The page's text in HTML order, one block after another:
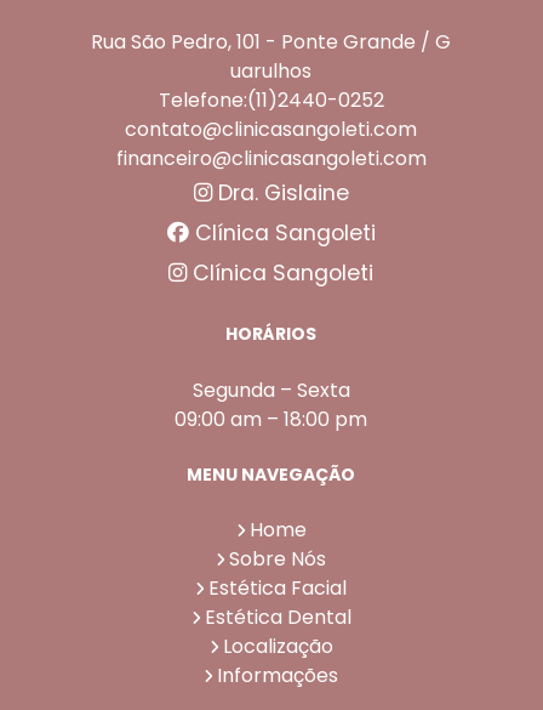
Rua São Pedro, 101 - Ponte Grande / G
uarulhos
Telefone:(11)2440-0252
contato@clinicasangoleti.com
financeiro@clinicasangoleti.com
Dra. Gislaine
Clínica Sangoleti
Clínica Sangoleti
HORÁRIOS
Segunda – Sexta
09:00 am – 18:00 pm
MENU NAVEGAÇÃO
Home
Sobre Nós
Estética Facial
Estética Dental
Localização
Informações